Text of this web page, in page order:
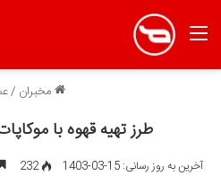
منو
مخبران /
طرز تهیه قهوه با
آخرین به روز رسانی: 15-03-1403 232